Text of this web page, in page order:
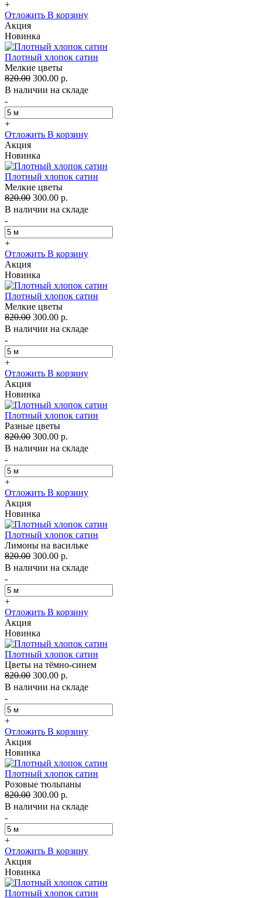
+
Отложить В корзину
Акция
Новинка
Плотный хлопок сатин
Мелкие цветы
820.00 300.00 р.
В наличии на складе
-
+
Отложить В корзину
Акция
Новинка
Плотный хлопок сатин
Мелкие цветы
820.00 300.00 р.
В наличии на складе
-
+
Отложить В корзину
Акция
Новинка
Плотный хлопок сатин
Мелкие цветы
820.00 300.00 р.
В наличии на складе
-
+
Отложить В корзину
Акция
Новинка
Плотный хлопок сатин
Разные цветы
820.00 300.00 р.
В наличии на складе
-
+
Отложить В корзину
Акция
Новинка
Плотный хлопок сатин
Лимоны на васильке
820.00 300.00 р.
В наличии на складе
-
+
Отложить В корзину
Акция
Новинка
Плотный хлопок сатин
Цветы на тёмно-синем
820.00 300.00 р.
В наличии на складе
-
+
Отложить В корзину
Акция
Новинка
Плотный хлопок сатин
Розовые тюльпаны
820.00 300.00 р.
В наличии на складе
-
+
Отложить В корзину
Акция
Новинка
Плотный хлопок сатин